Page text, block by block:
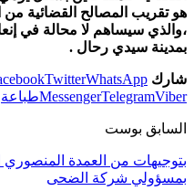
هو تقريب المصالح القضائية
،والذي سيساهم لا محالة في
بمدينة سيدي رحال .
شارك TwitterWhatsApp
MessengerTelegramViber طباعة
السابق بوست
بتوجيهات من العمدة
بمسؤولي شركة الضحى